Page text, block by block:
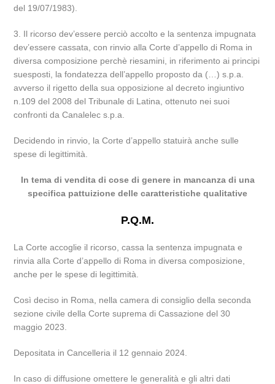
del 19/07/1983).
3. Il ricorso dev’essere perciò accolto e la sentenza impugnata
dev’essere cassata, con rinvio alla Corte d’appello di Roma in
diversa composizione perchè riesamini, in riferimento ai principi
suesposti, la fondatezza dell’appello proposto da (…) s.p.a.
avverso il rigetto della sua opposizione al decreto ingiuntivo
n.109 del 2008 del Tribunale di Latina, ottenuto nei suoi
confronti da Canalelec s.p.a.
Decidendo in rinvio, la Corte d’appello statuirà anche sulle
spese di legittimità.
In tema di vendita di cose di genere in mancanza di una
specifica pattuizione delle caratteristiche qualitative
P.Q.M.
La Corte accoglie il ricorso, cassa la sentenza impugnata e
rinvia alla Corte d’appello di Roma in diversa composizione,
anche per le spese di legittimità.
Così deciso in Roma, nella camera di consiglio della seconda
sezione civile della Corte suprema di Cassazione del 30
maggio 2023.
Depositata in Cancelleria il 12 gennaio 2024.
In caso di diffusione omettere le generalità e gli altri dati